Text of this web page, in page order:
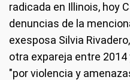
radicada en Illinois, hoy
denuncias de la
exesposa Silvia
otra expareja entre 2014
"por violencia y